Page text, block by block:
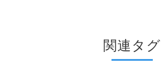
関連タグ